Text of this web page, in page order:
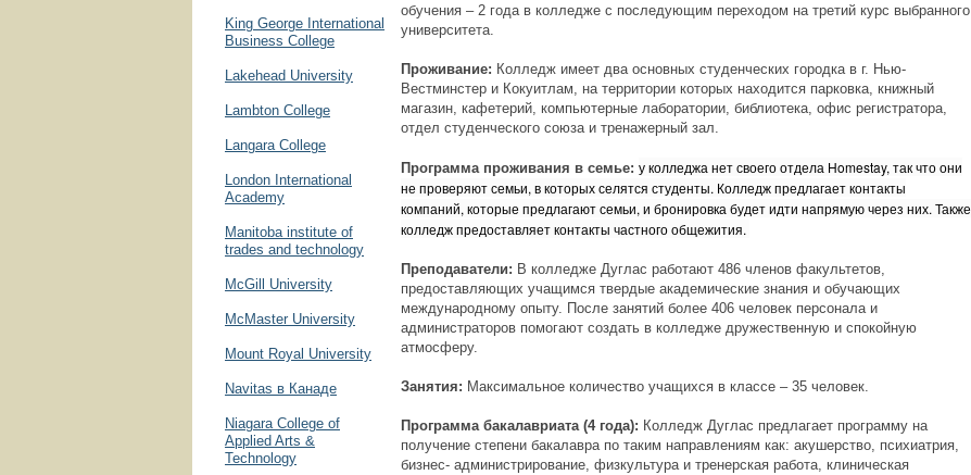
King George International
Business College
Lakehead University
Lambton College
Langara College
London International
Academy
Manitoba institute of
trades and technology
McGill University
McMaster University
Mount Royal University
Navitas в Канаде
Niagara College of
Applied Arts &
Technology
обучения – 2 года в колледже с последующим переходом на третий курс выбранного
университета.
Проживание: Колледж имеет два основных студенческих городка в г. Нью-
Вестминстер и Кокуитлам, на территории которых находится парковка, книжный
магазин, кафетерий, компьютерные лаборатории, библиотека, офис регистратора,
отдел студенческого союза и тренажерный зал.
Программа проживания в семье: у колледжа нет своего отдела Homestay, так что они
не проверяют семьи, в которых селятся студенты. Колледж предлагает контакты
компаний, которые предлагают семьи, и бронировка будет идти напрямую через них. Также
колледж предоставляет контакты частного общежития.
Преподаватели: В колледже Дуглас работают 486 членов факультетов,
предоставляющих учащимся твердые академические знания и обучающих
международному опыту. После занятий более 406 человек персонала и
администраторов помогают создать в колледже дружественную и спокойную
атмосферу.
Занятия: Максимальное количество учащихся в классе – 35 человек.
Программа бакалавриата (4 года): Колледж Дуглас предлагает программу на
получение степени бакалавра по таким направлениям как: акушерство, психиатрия,
бизнес- администрирование, физкультура и тренерская работа, клиническая